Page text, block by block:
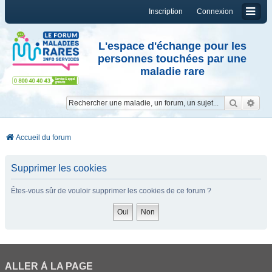
Connexion
Inscription
L'espace d'échange pour les
personnes touchées par une
maladie rare
Accueil du forum
Supprimer les cookies
Êtes-vous sûr de vouloir supprimer les cookies de ce forum ?
ALLER À LA PAGE